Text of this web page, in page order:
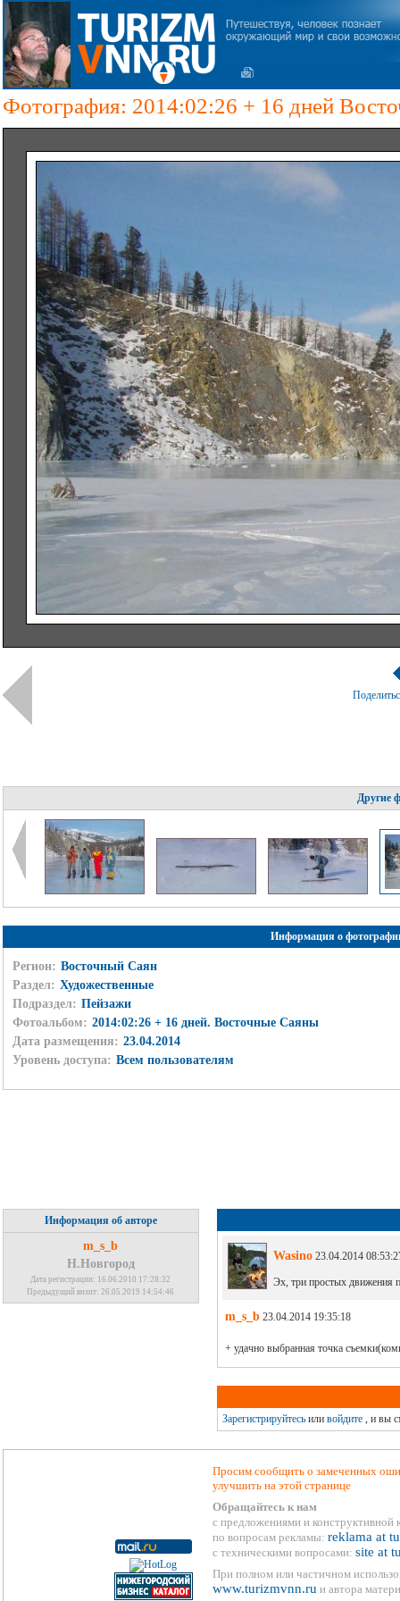
Фотография: 2014:02:26 + 16 дней
Другие
Информация о
Регион: Восточный Саян
Раздел: Художественные
Подраздел: Пейзажи
Фотоальбом: 2014:02:26 + 16 дней. Восточные Саяны
Дата размещения: 23.04.2014
Уровень доступа: Всем пользователям
Информация об авторе
m_s_b
Н.Новгород
Дата регистрации: 16.06.2010 17:28:32
Предыдущий визит: 26.05.2019 14:54:46
Wasino23.04.2014
Эх, три простых движения
m_s_b23.04.2014 19:35:18
+ удачно выбранная точка
Зарегистрируйтесьили войдите, и вы
Просим сообщить о замеченных
улучшить на этой странице
Обращайтесь к нам
с предложениями и конструктивной
по вопросам рекламы: reklama at
с техническими вопросами: site at
При полном или частичном
www.turizmvnn.ru и автора